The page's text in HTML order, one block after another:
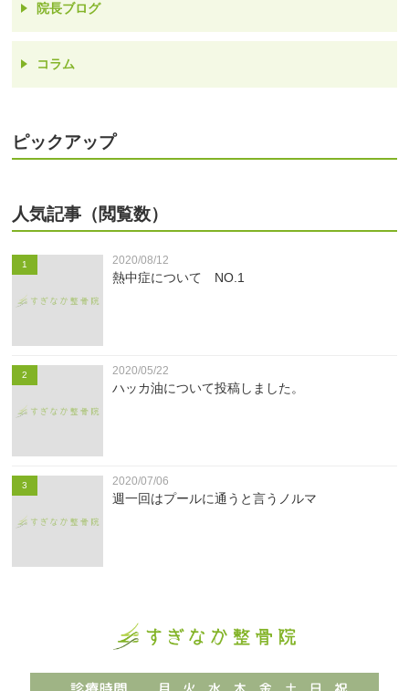
院長ブログ
コラム
ピックアップ
人気記事（閲覧数）
1 2020/08/12
熱中症について NO.1
2 2020/05/22
ハッカ油について投稿しました。
3 2020/07/06
週一回はプールに通うと言うノルマ